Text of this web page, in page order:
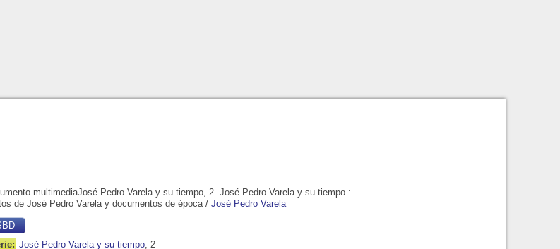
José Pedro Varela y su tiempo, 2. José Pedro Varela y su tiempo :
de José Pedro Varela y documentos de época / José Pedro Varela
José Pedro Varela y su tiempo , 2